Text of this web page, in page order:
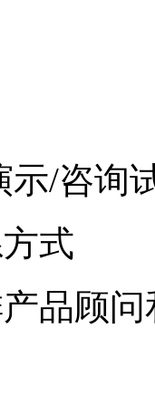
示/咨询
式
品顾